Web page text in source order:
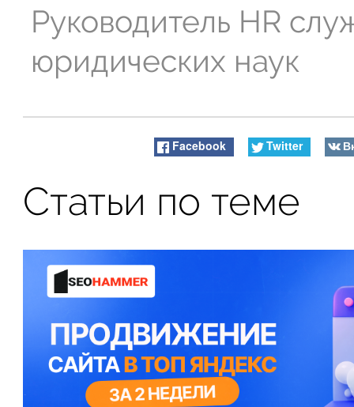
Руководитель HR
юридических наук
Facebook Twitter
Статьи по теме